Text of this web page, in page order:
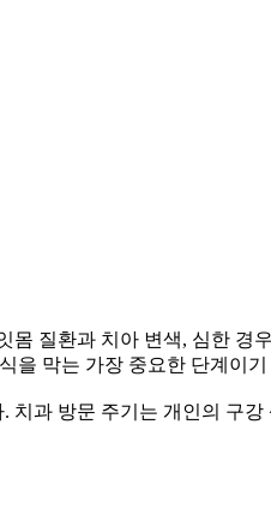
몸 질환과 치아 변색, 심한
을 막는 가장 중요한 단계이
치과 방문 주기는 개인의 구